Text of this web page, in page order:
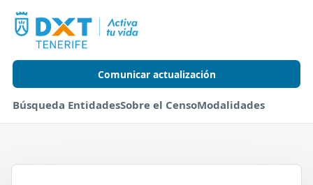
Búsqueda EntidadesSobre el CensoModalidades
Comunicar actualización